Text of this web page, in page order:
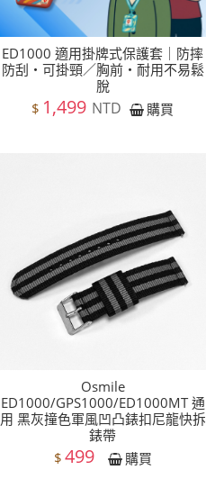
ED1000 適用掛牌式保護套｜防摔
防刮・可掛頸／胸前・耐用不易鬆
脫
$ 1,499 NTD 購買
Osmile
ED1000/GPS1000/ED1000MT 通
用 黑灰撞色軍風凹凸錶扣尼龍快拆
錶帶
$ 499 購買